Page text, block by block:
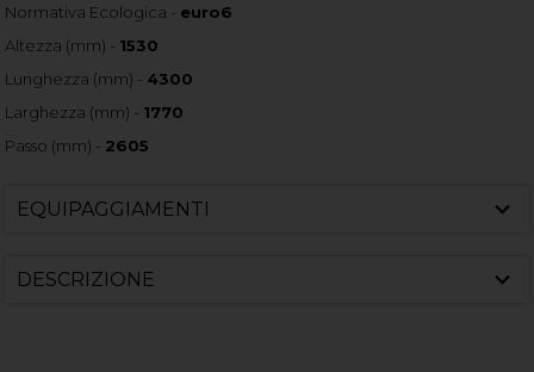
Normativa Ecologica - euro6
Altezza (mm) - 1530
Lunghezza (mm) - 4300
Larghezza (mm) - 1770
Passo (mm) - 2605
EQUIPAGGIAMENTI
DESCRIZIONE